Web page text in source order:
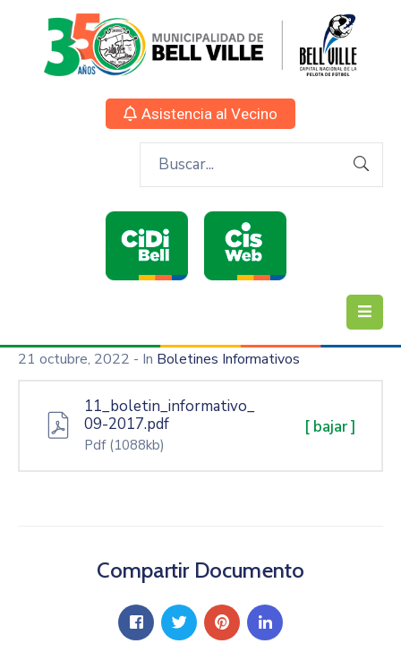
Asistencia al Vecino
21 octubre, 2022 - In Boletines Informativos
11_boletin_informativo_
09-2017.pdf
Pdf (1088kb)
[ bajar ]
Compartir Documento